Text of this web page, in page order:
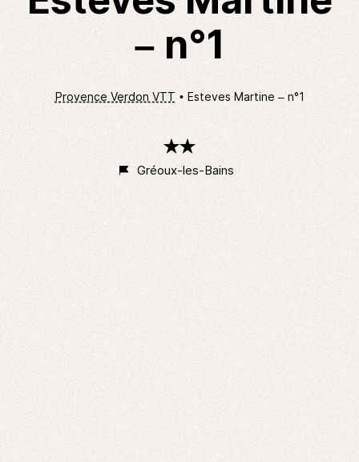
– n°1
Provence Verdon VTT Esteves Martine – n°1
étoiles
Gréoux-les-Bains